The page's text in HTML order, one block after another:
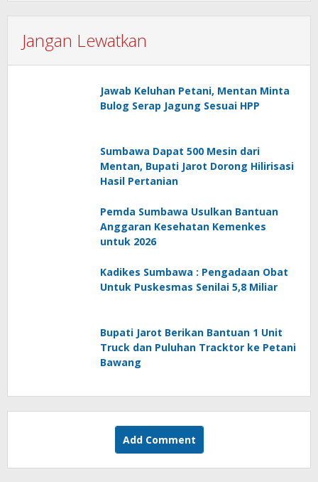
Jangan Lewatkan
Jawab Keluhan Petani, Mentan Minta
Bulog Serap Jagung Sesuai HPP
Sumbawa Dapat 500 Mesin dari
Mentan, Bupati Jarot Dorong Hilirisasi
Hasil Pertanian
Pemda Sumbawa Usulkan Bantuan
Anggaran Kesehatan Kemenkes
untuk 2026
Kadikes Sumbawa : Pengadaan Obat
Untuk Puskesmas Senilai 5,8 Miliar
Bupati Jarot Berikan Bantuan 1 Unit
Truck dan Puluhan Tracktor ke Petani
Bawang
Add Comment